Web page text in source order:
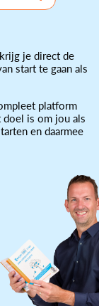
je direct de
start te gaan als
platform
is om jou als
en daarmee